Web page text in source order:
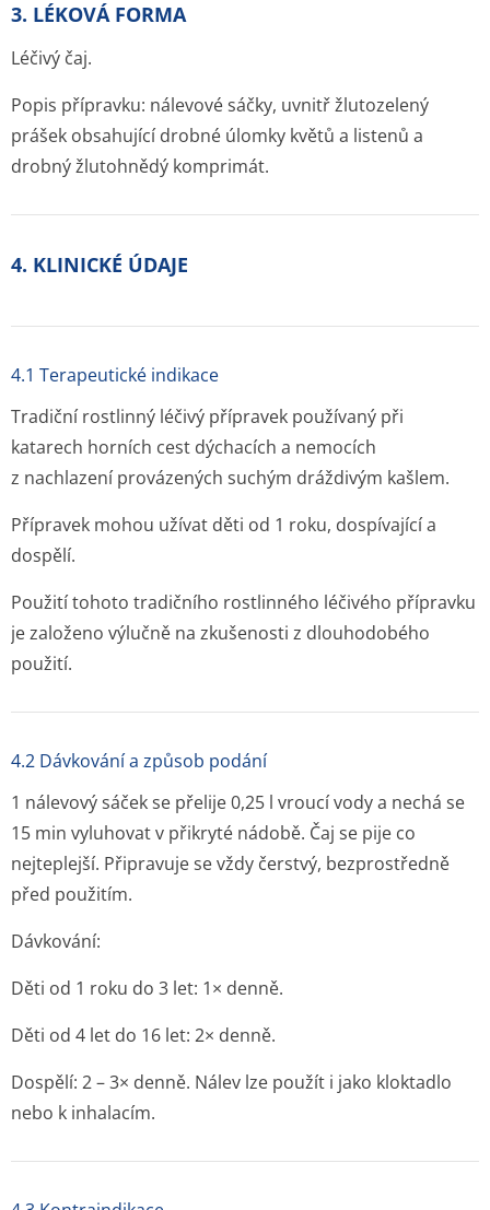
3. LÉKOVÁ FORMA
Léčivý čaj.
Popis přípravku: nálevové sáčky, uvnitř žlutozelený
prášek obsahující drobné úlomky květů a listenů a
drobný žlutohnědý komprimát.
4. KLINICKÉ ÚDAJE
4.1 Terapeutické indikace
Tradiční rostlinný léčivý přípravek používaný při
katarech horních cest dýchacích a nemocích
z nachlazení provázených suchým dráždivým kašlem.
Přípravek mohou užívat děti od 1 roku, dospívající a
dospělí.
Použití tohoto tradičního rostlinného léčivého přípravku
je založeno výlučně na zkušenosti z dlouhodobého
použití.
4.2 Dávkování a způsob podání
1 nálevový sáček se přelije 0,25 l vroucí vody a nechá se
15 min vyluhovat v přikryté nádobě. Čaj se pije co
nejteplejší. Připravuje se vždy čerstvý, bezprostředně
před použitím.
Dávkování:
Děti od 1 roku do 3 let: 1× denně.
Děti od 4 let do 16 let: 2× denně.
Dospělí: 2 – 3× denně. Nálev lze použít i jako kloktadlo
nebo k inhalacím.